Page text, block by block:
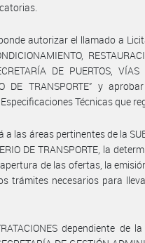
autorizar el llamado a
DE PUERTOS,
DE TRANSPORTE” y
Técnicas que
las áreas pertinentes de la
DE TRANSPORTE, la
de las ofertas, la
trámites necesarios para
dependiente de